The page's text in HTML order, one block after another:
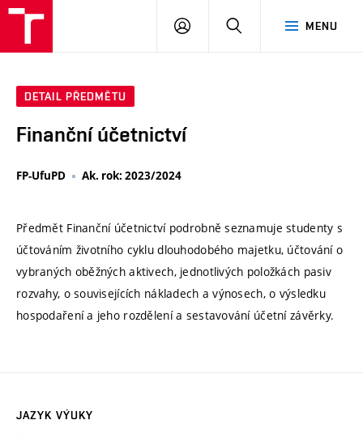
MENU
PŘIHLÁSIT
DETAIL PŘEDMĚTU
Finanční účetnictví
FP-UfuPD Ak. rok: 2023/2024
Předmět Finanční účetnictví podrobně seznamuje studenty s
účtováním životního cyklu dlouhodobého majetku, účtování o
vybraných oběžných aktivech, jednotlivých položkách pasiv
rozvahy, o souvisejících nákladech a výnosech, o výsledku
hospodaření a jeho rozdělení a sestavování účetní závěrky.
JAZYK VÝUKY